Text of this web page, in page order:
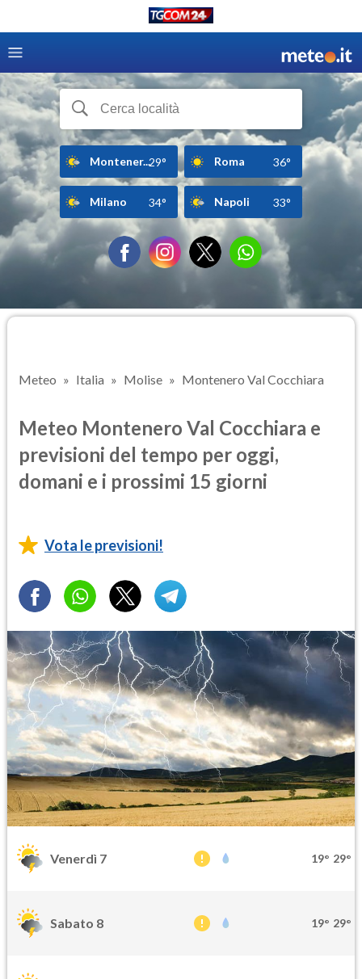
Montener...29° Roma 36°
Milano 34° Napoli 33°
Meteo Italia Molise Montenero Val Cocchiara
Meteo Montenero Val Cocchiara e
previsioni del tempo per oggi,
domani e i prossimi 15 giorni
Vota le previsioni!
Venerdì 7 19° 29°
Sabato 8 19° 29°